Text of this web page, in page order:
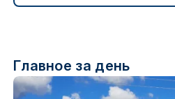
Главное за день